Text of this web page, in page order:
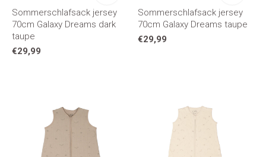
Sommerschlafsack jersey
70cm Galaxy Dreams dark
taupe
€29,99
Sommerschlafsack jersey
70cm Galaxy Dreams taupe
€29,99